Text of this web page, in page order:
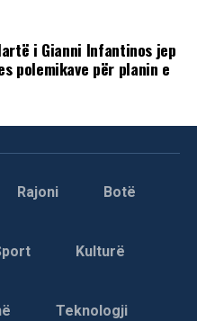
i Gianni Infantinos jep
polemikave për planin e
Rajoni Botë
Kulturë
Teknologji